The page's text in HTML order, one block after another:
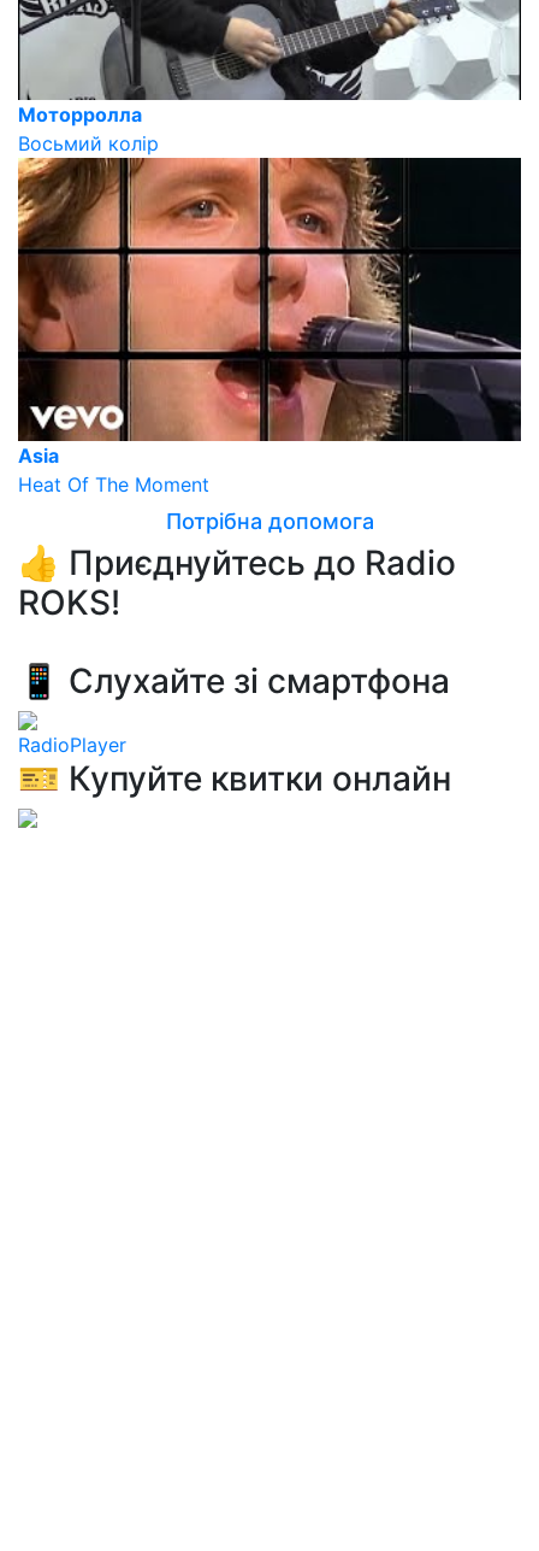
Моторролла
Восьмий колір
Asia
Heat Of The Moment
Потрібна допомога
👍 Приєднуйтесь до Radio
ROKS!
📱 Слухайте зі смартфона
RadioPlayer
🎫 Купуйте квитки онлайн